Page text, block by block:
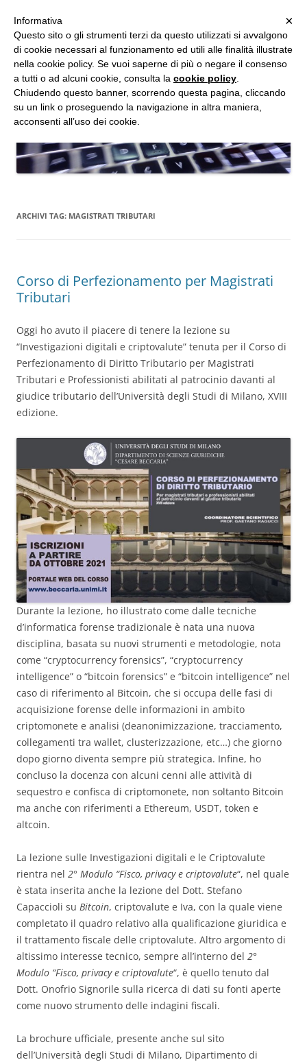
Vai
al
contenuto
Studio d'Informatica Forense
Perizie Informatiche Forensi, CTP e CTU in Processi Civili e Penali
ARCHIVI TAG: MAGISTRATI TRIBUTARI
Corso di Perfezionamento per Magistrati
Tributari
Oggi ho avuto il piacere di tenere la lezione su
“Investigazioni digitali e criptovalute” tenuta per il Corso di
Perfezionamento di Diritto Tributario per Magistrati
Tributari e Professionisti abilitati al patrocinio davanti al
giudice tributario dell’Università degli Studi di Milano, XVIII
edizione.
Durante la lezione, ho illustrato come dalle tecniche
d’informatica forense tradizionale è nata una nuova
disciplina, basata su nuovi strumenti e metodologie, nota
come “cryptocurrency forensics”, “cryptocurrency
intelligence” o “bitcoin forensics” e “bitcoin intelligence” nel
caso di riferimento al Bitcoin, che si occupa delle fasi di
acquisizione forense delle informazioni in ambito
criptomonete e analisi (deanonimizzazione, tracciamento,
collegamenti tra wallet, clusterizzazione, etc…) che giorno
dopo giorno diventa sempre più strategica. Infine, ho
concluso la docenza con alcuni cenni alle attività di
sequestro e confisca di criptomonete, non soltanto Bitcoin
ma anche con riferimenti a Ethereum, USDT, token e
altcoin.
La lezione sulle Investigazioni digitali e le Criptovalute
rientra nel 2° Modulo “Fisco, privacy e criptovalute“, nel quale
è stata inserita anche la lezione del Dott. Stefano
Capaccioli su Bitcoin, criptovalute e Iva, con la quale viene
completato il quadro relativo alla qualificazione giuridica e
il trattamento fiscale delle criptovalute. Altro argomento di
altissimo interesse tecnico, sempre all’interno del 2°
Modulo “Fisco, privacy e criptovalute“, è quello tenuto dal
Dott. Onofrio Signorile sulla ricerca di dati su fonti aperte
come nuovo strumento delle indagini fiscali.
La brochure ufficiale, presente anche sul sito
dell’Università degli Studi di Milano, Dipartimento di
MENU ×
Informativa
Questo sito o gli strumenti terzi da questo utilizzati si avvalgono
di cookie necessari al funzionamento ed utili alle finalità illustrate
nella cookie policy. Se vuoi saperne di più o negare il consenso
a tutti o ad alcuni cookie, consulta la cookie policy
Chiudendo questo banner, scorrendo questa pagina, cliccando
su un link o proseguendo la navigazione in altra maniera,
acconsenti all’uso dei cookie.